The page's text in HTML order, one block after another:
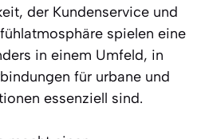
der Kundenservice und
spielen eine
in einem Umfeld, in
für urbane und
essenziell sind.